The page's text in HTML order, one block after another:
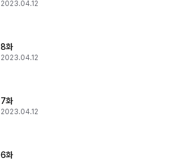
2023.04.12
8화
2023.04.12
7화
2023.04.12
6화